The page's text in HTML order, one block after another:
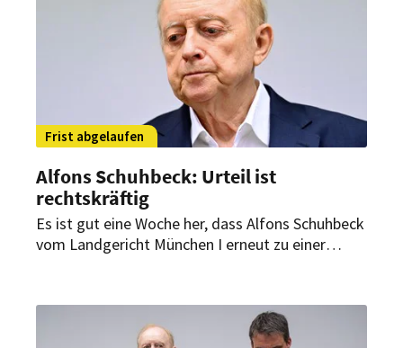
Frist abgelaufen
Alfons Schuhbeck: Urteil ist
rechtskräftig
Es ist gut eine Woche her, dass Alfons Schuhbeck
vom Landgericht München I erneut zu einer